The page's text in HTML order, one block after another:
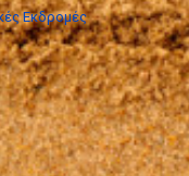
Εκδρομές